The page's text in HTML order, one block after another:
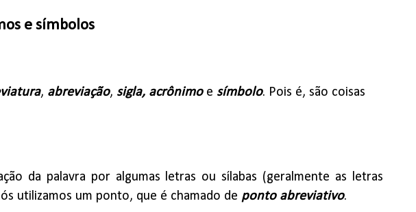
e símbolos
, abreviação, sigla, acrônimoe símbolo. Pois é, são coisas
da palavra por algumas letras ou sílabas (geralmente as letras
utilizamos um ponto, que é chamado de ponto abreviativo.